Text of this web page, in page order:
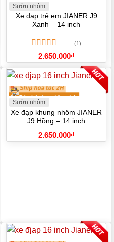
Sườn nhôm
Xe đạp trẻ em JIANER J9
Xanh – 14 inch
Được xếp
hạng5.005
sao
(1)
2.650.000₫
Sườn nhôm
Xe đạp khung nhôm JIANER
J9 Hồng – 14 inch
2.650.000₫